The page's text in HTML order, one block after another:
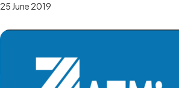
25 June 2019